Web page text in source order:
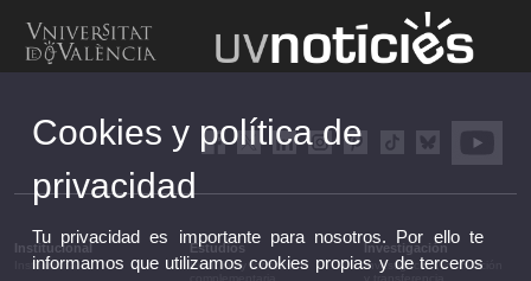
Institucional
Institucional
Estudios
Estudios y formación
Investigación
Investigación, innovación
Cookies y política de
privacidad
Tu privacidad es importante para nosotros. Por ello te
informamos que utilizamos cookies propias y de terceros